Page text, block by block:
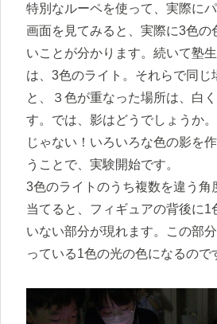
特別なルーペを使って、実際に
画面を見てみると、実際に3色の
いことが分かります。続いて塾
は、3色のライト。それらで同じ
と、３色が重なった場所は、白
す。では、影はどうでしょうか
じゃない！いろいろな色の影を
うことで、実験開始です。
3色のライトのうち複数を違う角
当てると、フィギュアの背後に1
いない部分が現れます。この部
っている1色の光の色になるので